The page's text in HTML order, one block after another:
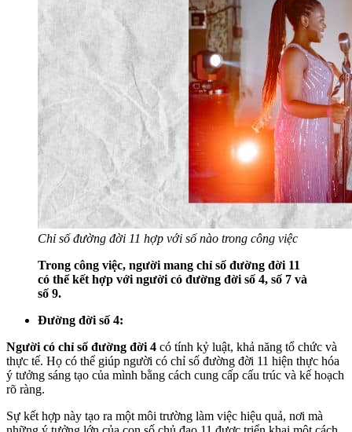
Chỉ số đường đời 11 hợp với số nào trong công việc
Trong công việc, người mang chỉ số đường đời 11
có thể kết hợp với người có đường đời số 4, số 7 và
số 9.
Đường đời số 4:
Người có chỉ số đường đời 4 có tính kỷ luật, khả năng tổ chức và
thực tế. Họ có thể giúp người có chỉ số đường đời 11 hiện thực hóa
ý tưởng sáng tạo của mình bằng cách cung cấp cấu trúc và kế hoạch
rõ ràng.
Sự kết hợp này tạo ra một môi trường làm việc hiệu quả, nơi mà